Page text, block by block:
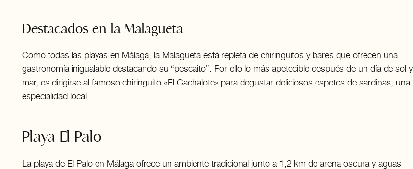
Destacados en la Malagueta
Como todas las playas en Málaga, la Malagueta está repleta de chiringuitos y bares que ofrecen una
gastronomía inigualable destacando su “pescaito”. Por ello lo más apetecible después de un día de sol y
mar, es dirigirse al famoso chiringuito «El Cachalote» para degustar deliciosos espetos de sardinas, una
especialidad local.
Playa El Palo
La playa de El Palo en Málaga ofrece un ambiente tradicional junto a 1,2 km de arena oscura y aguas